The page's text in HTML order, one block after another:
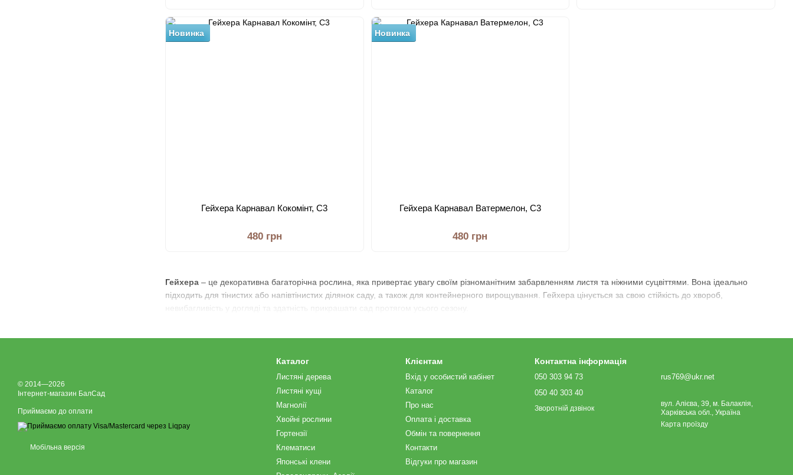
Гейхера – це декоративна багаторічна рослина, яка привертає увагу своїм різноманітним забарвленням листя та ніжними суцвіттями. Вона ідеально
підходить для тінистих або напівтінистих ділянок саду, а також для контейнерного вирощування. Гейхера цінується за свою стійкість до хвороб,
невибагливість у догляді та здатність прикрашати сад протягом усього сезону.
Новинка
Гейхера Карнавал Кокомінт, С3
480 грн
Новинка
Гейхера Карнавал Ватермелон, С3
480 грн
© 2014—2026
Інтернет-магазин БалСад
Приймаємо до оплати
Мобільна версія
Каталог
Листяні дерева
Листяні кущі
Магнолії
Хвойні рослини
Гортензії
Клематиси
Японські клени
Клієнтам
Вхід у особистий кабінет
Каталог
Про нас
Оплата і доставка
Обмін та повернення
Контакти
Відгуки про магазин
Контактна інформація
050 303 94 73
050 40 303 40
Зворотній дзвінок
rus769@ukr.net
вул. Алієва, 39, м. Балаклія,
Харківська обл., Україна
Карта проїзду